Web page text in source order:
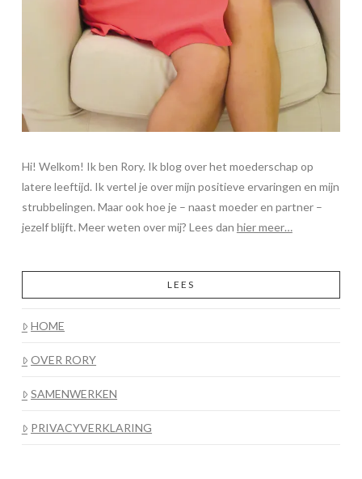
Hi! Welkom! Ik ben Rory. Ik blog over het moederschap op
latere leeftijd. Ik vertel je over mijn positieve ervaringen en mijn
strubbelingen. Maar ook hoe je – naast moeder en partner –
jezelf blijft. Meer weten over mij? Lees dan hier meer…
LEES
HOME
OVER RORY
SAMENWERKEN
PRIVACYVERKLARING